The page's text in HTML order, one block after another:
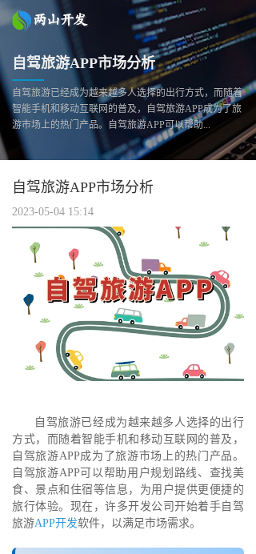
自驾旅游APP市场分析
自驾旅游已经成为越来越多人选择的出行方式，而随着
智能手机和移动互联网的普及，自驾旅游APP成为了旅
游市场上的热门产品。自驾旅游APP可以帮助...
自驾旅游APP市场分析
2023-05-04 15:14
自驾旅游已经成为越来越多人选择的出行
方式，而随着智能手机和移动互联网的普及，
自驾旅游APP成为了旅游市场上的热门产品。
自驾旅游APP可以帮助用户规划路线、查找美
食、景点和住宿等信息，为用户提供更便捷的
旅行体验。现在，许多开发公司开始着手自驾
旅游APP开发软件，以满足市场需求。